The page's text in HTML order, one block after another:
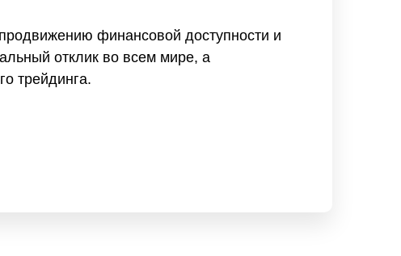
финансовой доступности и
отклик во всем мире, а
трейдинга.